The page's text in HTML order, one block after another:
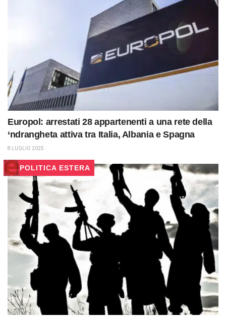
Europol: arrestati 28 appartenenti a una rete della
‘ndrangheta attiva tra Italia, Albania e Spagna
8 LUGLIO 2025
POLITICA ESTERA